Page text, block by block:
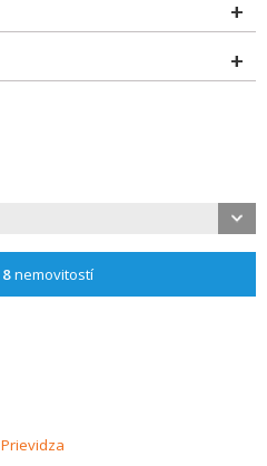
8nemovitostí